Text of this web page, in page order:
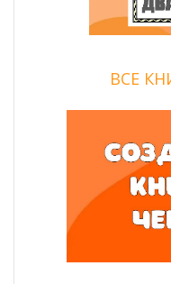
ВСЕ